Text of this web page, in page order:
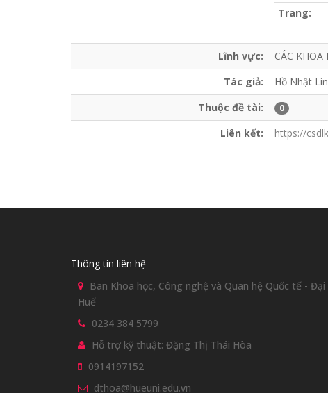
Trang:
Lĩnh vực:
CÁC
Tác giả:
Hồ Nhật
Thuộc đề tài:
0
Liên kết: https://
Thông tin liên hệ
Ban Khoa học, Công nghệ và Quan hệ Quốc tế - Đại
Huế
0234 384 5799
Hỗ trợ kỹ thuật: Đặng Thị Thái Hòa
0914197152
dthoa@hueuni.edu.vn